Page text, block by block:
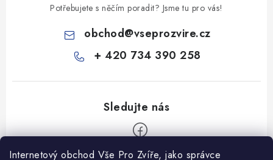
Internetový obchod Vše Pro Zvíře, jako správce
Potřebujete s něčím poradit? Jsme tu pro vás!
obchod@vseprozvire.cz
+ 420 734 390 258